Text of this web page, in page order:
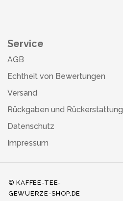
Service
AGB
Echtheit von Bewertungen
Versand
Rückgaben und Rückerstattung
Datenschutz
Impressum
© KAFFEE-TEE-
GEWUERZE-SHOP.DE